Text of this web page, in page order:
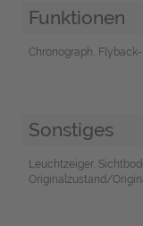
Funktionen
Chronograph,
Sonstiges
Leuchtzeiger,
Originalzustand/